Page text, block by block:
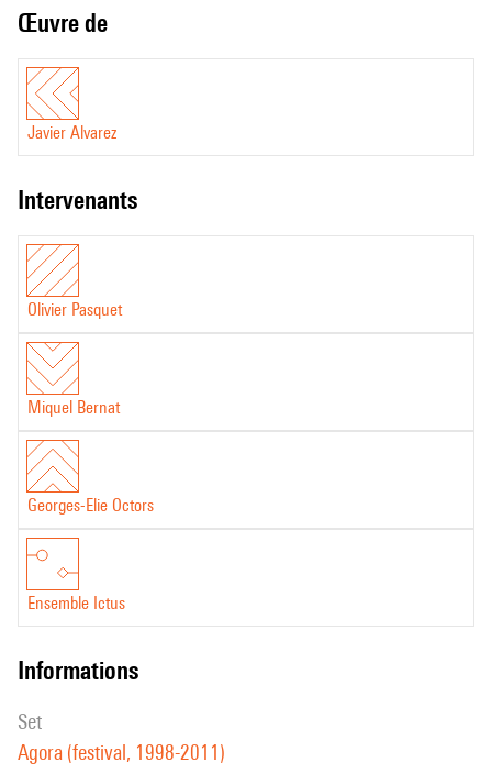
Œuvre de
Javier Alvarez
intervenants
Olivier Pasquet
Miquel Bernat
Georges-Elie Octors
Ensemble Ictus
informations
set
Agora (festival, 1998-2011)